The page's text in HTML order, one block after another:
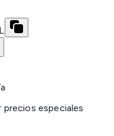
precios especiales